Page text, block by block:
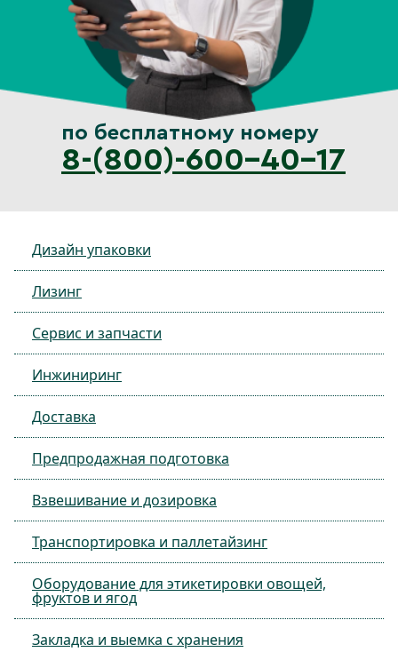
по бесплатному номеру
8-(800)-600-40-17
Дизайн упаковки
Лизинг
Сервис и запчасти
Инжиниринг
Доставка
Предпродажная подготовка
Взвешивание и дозировка
Транспортировка и паллетайзинг
Оборудование для этикетировки овощей,
фруктов и ягод
Закладка и выемка с хранения